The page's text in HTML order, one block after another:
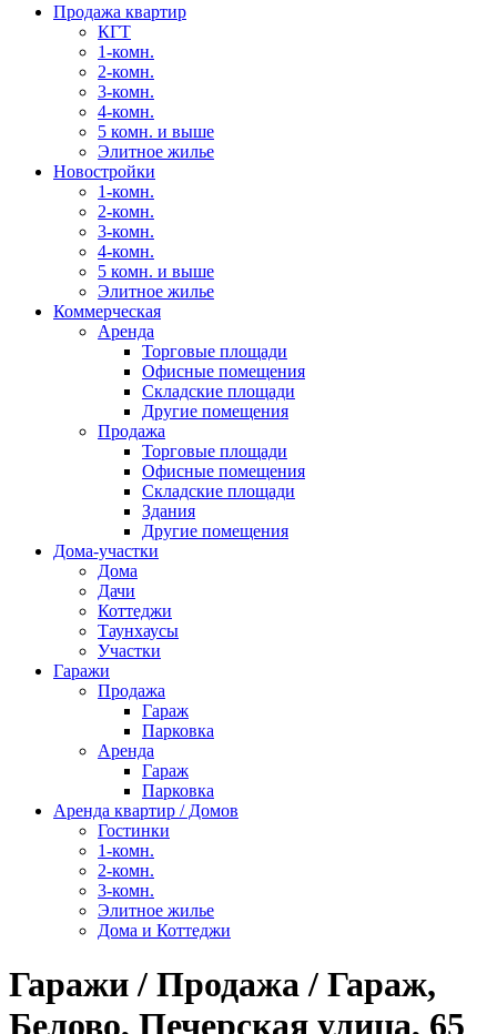
Продажа квартир
КГТ
1-комн.
2-комн.
3-комн.
4-комн.
5 комн. и выше
Элитное жилье
Новостройки
1-комн.
2-комн.
3-комн.
4-комн.
5 комн. и выше
Элитное жилье
Коммерческая
Аренда
Торговые площади
Офисные помещения
Складские площади
Другие помещения
Продажа
Торговые площади
Офисные помещения
Складские площади
Здания
Другие помещения
Дома-участки
Дома
Дачи
Коттеджи
Таунхаусы
Участки
Гаражи
Продажа
Гараж
Парковка
Аренда
Гараж
Парковка
Аренда квартир / Домов
Гостинки
1-комн.
2-комн.
3-комн.
Элитное жилье
Дома и Коттеджи
Гаражи / Продажа / Гараж,
Белово, Печерская улица, 65